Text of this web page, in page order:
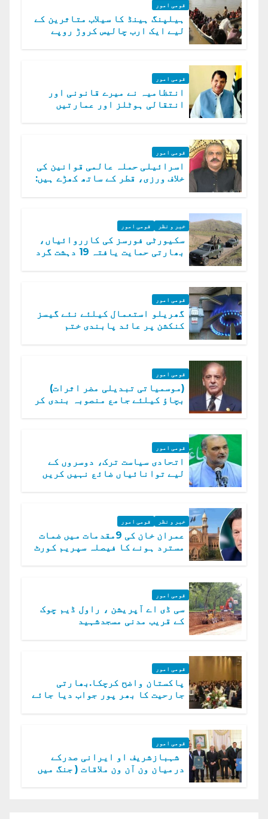
قومی امور
ہیلپنگ ہینڈ کا سیلاب متاثرین کے
لیے ایک ارب چالیس کروڑ روپے
قومی امور
انتظامیہ نے میرے قانونی اور
انتقالی ہوٹلز اور عمارتیں
قومی امور
اسرائیلی حملہ عالمی قوانین کی
خلاف ورزی، قطر کے ساتھ کھڑے ہیں:
خبر و نظر قومی امور
سکیورٹی فورسز کی کارروائیاں،
بھارتی حمایت یافتہ 19 دہشت گرد
قومی امور
گھریلو استعمال کیلئے نئے گیسز
کنکشن پر عائد پابندی ختم
قومی امور
(موسمیاتی تبدیلی مضر اثرات)
بچاؤ کیلئے جامع منصوبہ بندی کر
قومی امور
اتحادی سیاست ترک، دوسروں کے
لیے توانائیاں ضائع نہیں کریں
خبر و نظر قومی امور
عمران خان کی 9مقدمات میں ضمات
مسترد ہونے کا فیصلہ سپریم کورٹ
قومی امور
سی ڈی اے آپریشن ، راول ڈیم چوک
کے قریب مدنی مسجدشہید
قومی امور
پاکستان واضح کرچکا.بھارتی
جارحیت کا بھر پور جواب دیا جائے
قومی امور
شہبازشریف او ایرانی صدرکے
درمیان ون آن ون ملاقات ( جنگ میں